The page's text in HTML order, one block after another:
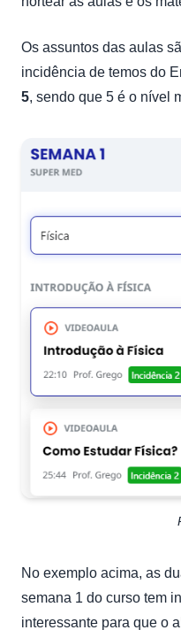
Os assuntos das aulas
incidência de temos do
5, sendo que 5 é o nível
No exemplo acima, as
semana 1 do curso tem
interessante para que o